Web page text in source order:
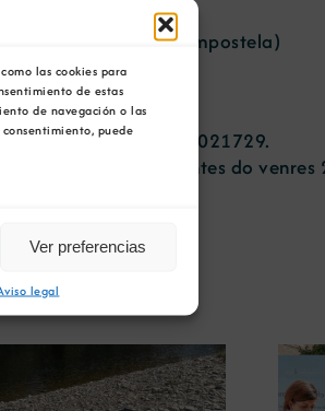
las cookies para
de estas
de navegación o las
puede
Ver preferencias
legal
3, Santiago de Compostela)
0046-0008-45-0000021729.
electrónico antes do venres